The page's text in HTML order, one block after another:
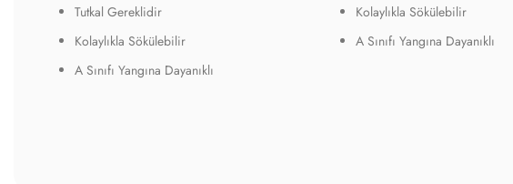
Tutkal Gereklidir
Kolaylıkla Sökülebilir
A Sınıfı Yangına Dayanıklı
Kolaylıkla Sökülebilir
A Sınıfı Yangına Dayanıklı